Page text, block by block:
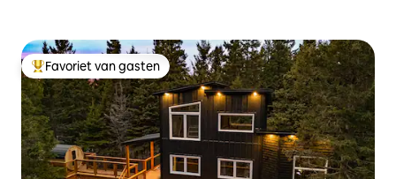
Topfavoriet van gasten
Favoriet van gasten